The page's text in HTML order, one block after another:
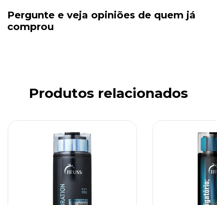
Pergunte e veja opiniões de quem já
comprou
Produtos relacionados